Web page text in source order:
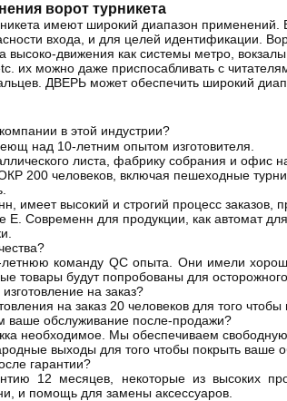
ворот турникета
имеют широкий диапазон применений.
входа, и для целей идентификации.
высоко-движения как системы метро,
их можно даже приспосабливать с
ДВЕРЬ может обеспечить широкий
в этой индустрии?
над 10-летним опытом изготовителя.
листа, фабрику собрания и офис
200 человеков, включая пешеходные
имеет высокий и строгий процесс заказов,
Современн для продукции, как автомат
команду QC опыта. Они имели
товары будут попробованы для
на заказ?
на заказ 20 человеков для того
ваше обслуживание после-продажи?
необходимое. Мы обеспечиваем
выходы для того чтобы покрыть ваше
гарантии?
12 месяцев, некоторые из высоких
и помощь для замены аксессуаров.